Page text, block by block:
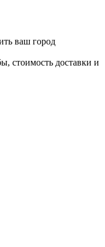
ваш город
стоимость доставки и